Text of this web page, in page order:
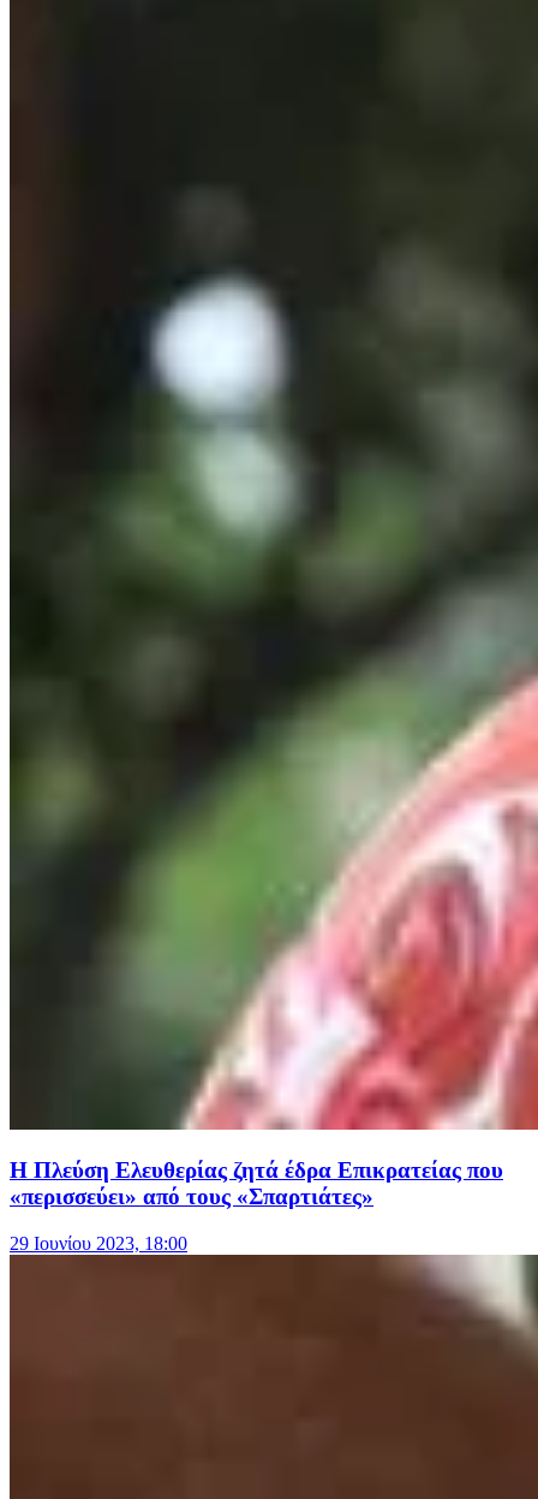
Η Πλεύση Ελευθερίας ζητά έδρα Επικρατείας που
«περισσεύει» από τους «Σπαρτιάτες»
29 Ιουνίου 2023, 18:00